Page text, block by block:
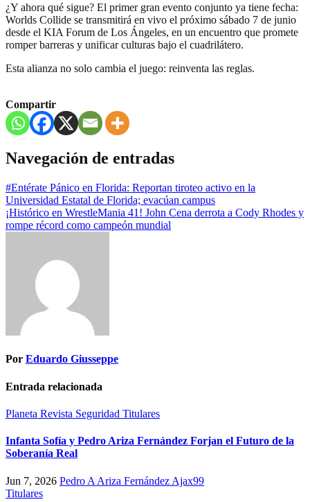
¿Y ahora qué sigue? El primer gran evento conjunto ya tiene fecha:
Worlds Collide se transmitirá en vivo el próximo sábado 7 de junio
desde el KIA Forum de Los Ángeles, en un encuentro que promete
romper barreras y unificar culturas bajo el cuadrilátero.
Esta alianza no solo cambia el juego: reinventa las reglas.
Compartir
Navegación de entradas
#Entérate Pánico en Florida: Reportan tiroteo activo en la
Universidad Estatal de Florida; evacúan campus
¡Histórico en WrestleMania 41! John Cena derrota a Cody Rhodes y
rompe récord como campeón mundial
Por Eduardo Giusseppe
Entrada relacionada
Planeta Revista Seguridad Titulares
Infanta Sofía y Pedro Ariza Fernández Forjan el Futuro de la
Soberanía Real
Jun 7, 2026 Pedro A Ariza Fernández Ajax99
Titulares